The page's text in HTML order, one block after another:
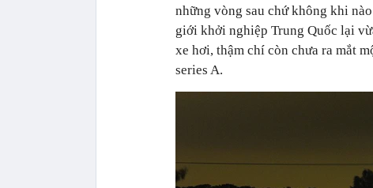
những vòng sau chứ không khi
giới khởi nghiệp Trung Quốc lại
xe hơi, thậm chí còn chưa ra mắt
series A.